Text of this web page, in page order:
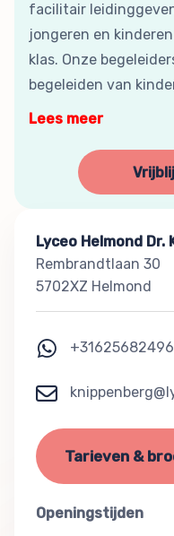
facilitair
jongeren en
klas. Onze
begeleiden van
Lees meer
Lyceo Helmond Dr.
Rembrandtlaan 30
5702XZ Helmond
+31625682496
Tarieven &
Openingstijden